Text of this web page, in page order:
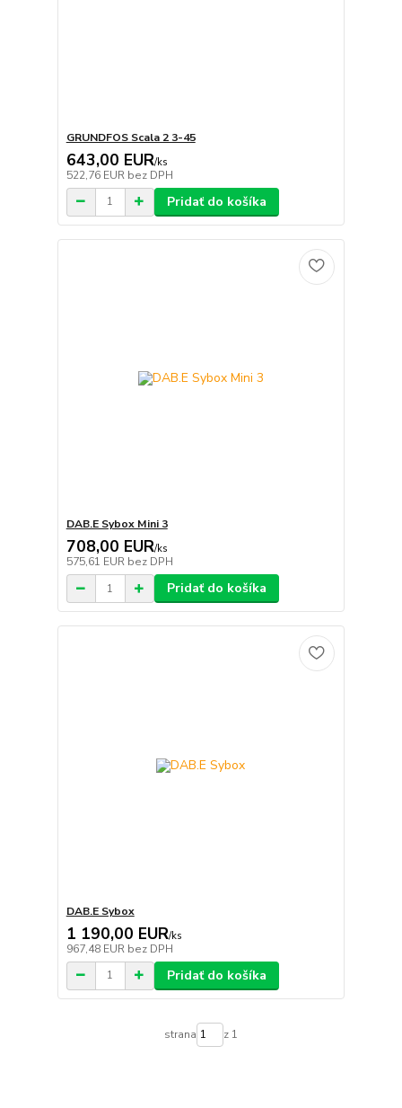
GRUNDFOS Scala 2 3-45
643,00 EUR/ks
522,76 EUR bez DPH
Pridať do košíka
DAB.E Sybox Mini 3
708,00 EUR/ks
575,61 EUR bez DPH
Pridať do košíka
DAB.E Sybox
1 190,00 EUR/ks
967,48 EUR bez DPH
Pridať do košíka
strana z 1